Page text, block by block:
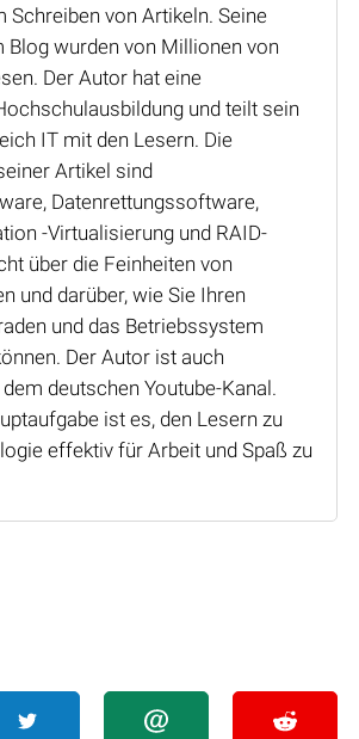
Schreiben von Artikeln. Seine
Blog wurden von Millionen von
Der Autor hat eine
und teilt sein
IT mit den Lesern. Die
Artikel sind
Datenrettungssoftware,
-Virtualisierung und RAID-
über die Feinheiten von
und darüber, wie Sie Ihren
und das Betriebssystem
Der Autor ist auch
deutschen Youtube-Kanal.
ist es, den Lesern zu
effektiv für Arbeit und Spaß zu